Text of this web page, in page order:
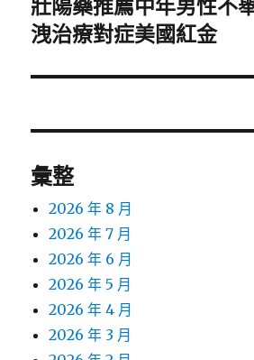
下
一
文
壯陽藥推薦中年男性不
洩治療對症美國紅金
彙整
2026 年 8 月
2026 年 7 月
2026 年 6 月
2026 年 5 月
2026 年 4 月
2026 年 3 月